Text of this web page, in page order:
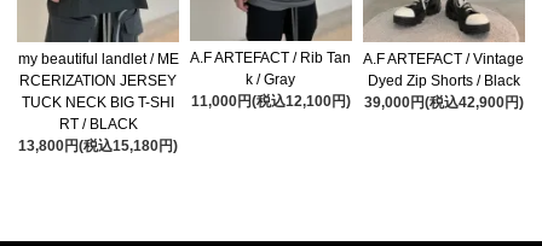
my beautiful landlet / ME
RCERIZATION JERSEY
TUCK NECK BIG T-SHI
RT / BLACK
13,800円(税込15,180円)
A.F ARTEFACT / Rib Tan
k / Gray
11,000円(税込12,100円)
A.F ARTEFACT / Vintage
Dyed Zip Shorts / Black
39,000円(税込42,900円)